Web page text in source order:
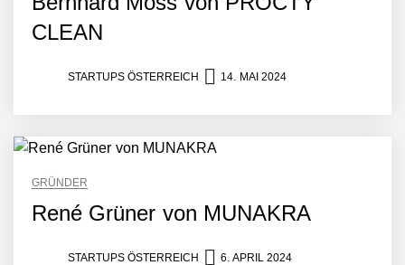
CLEAN
STARTUPS ÖSTERREICH 14. MAI 2024
GRÜNDER
René Grüner von MUNAKRA
STARTUPS ÖSTERREICH 6. APRIL 2024